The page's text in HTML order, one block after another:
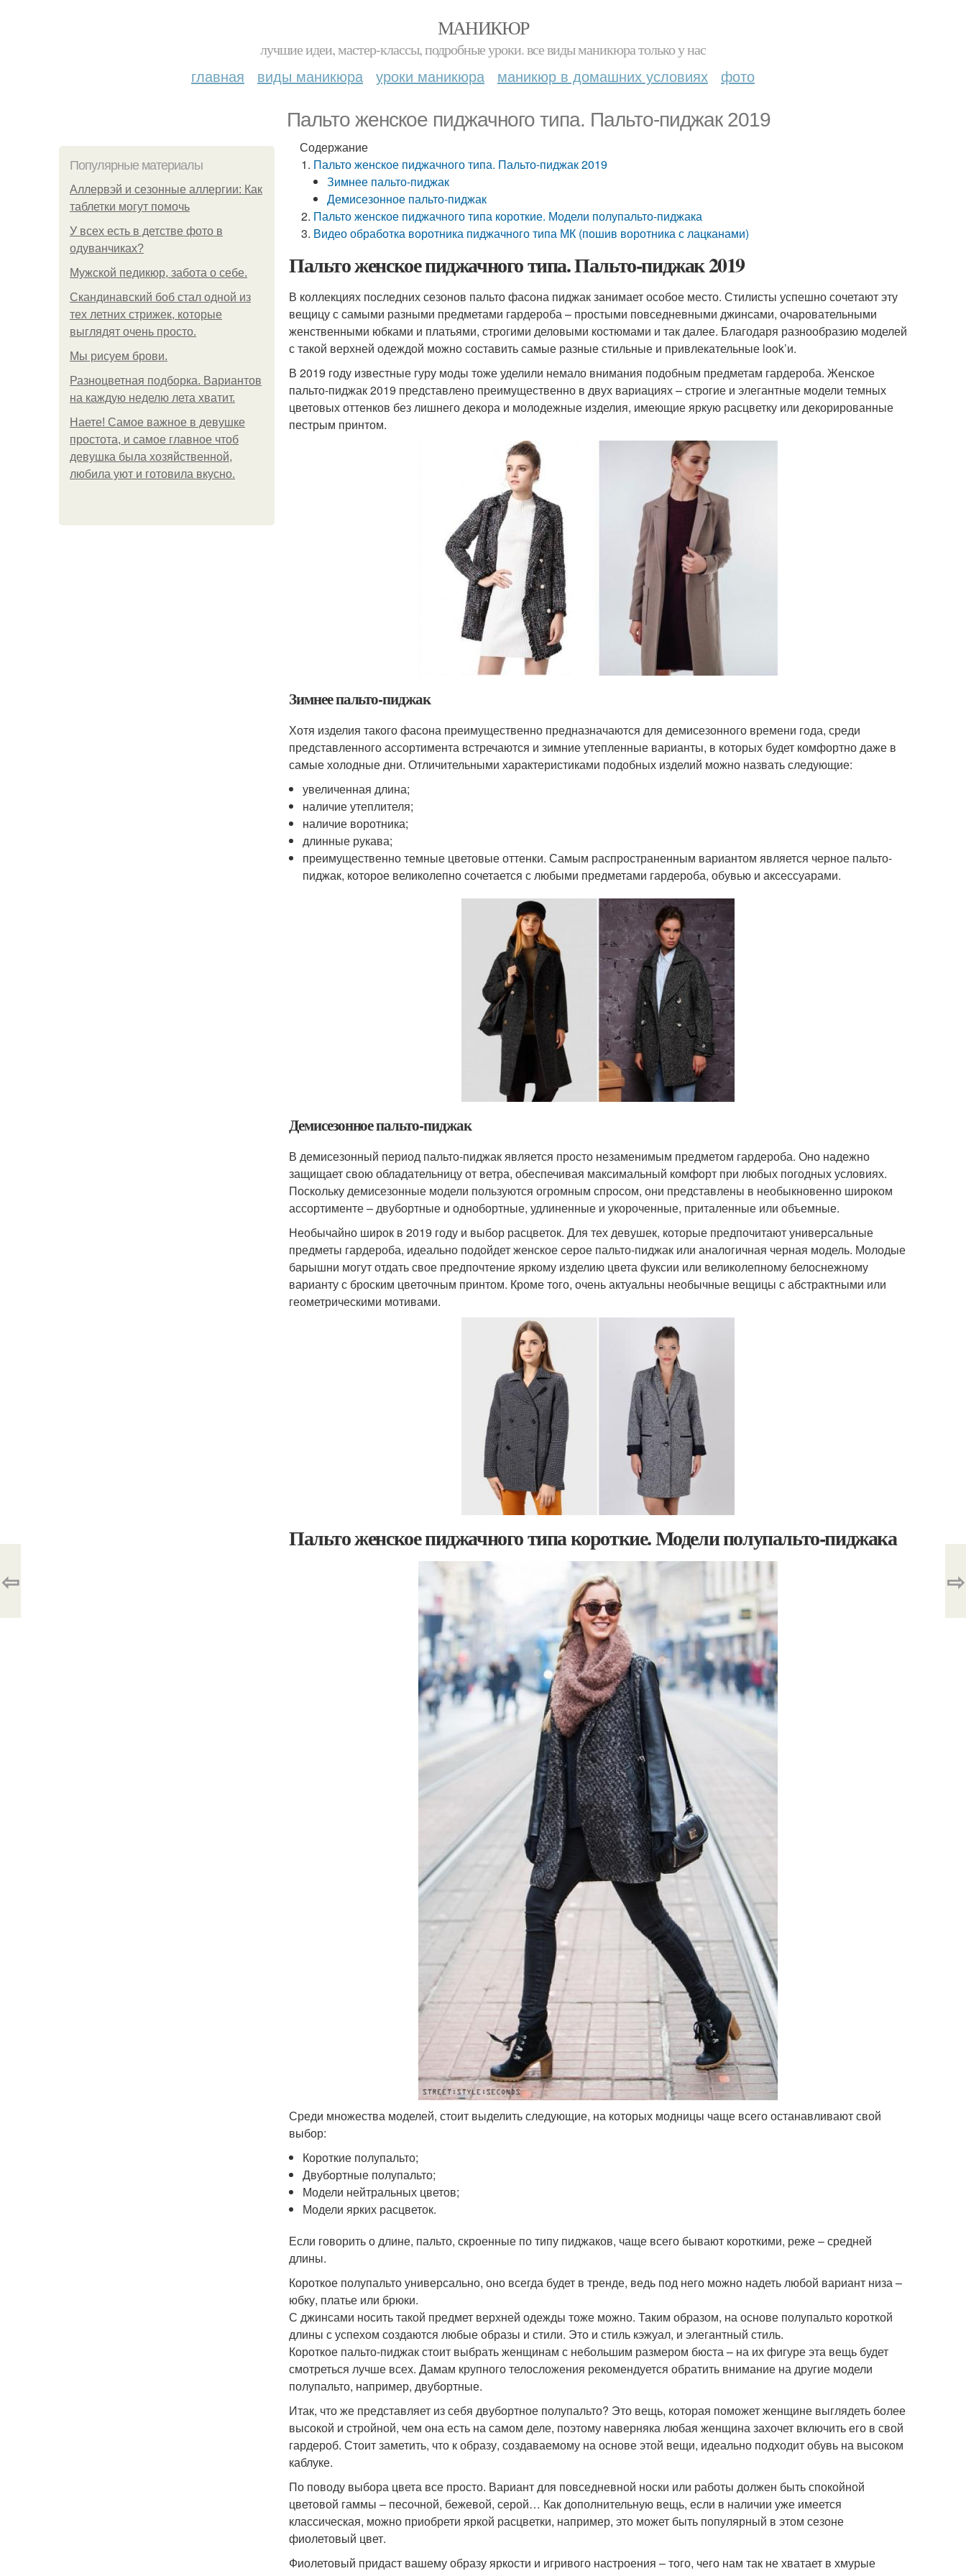
МАНИКЮР
лучшие идеи, мастер-классы, подробные уроки. все виды маникюра только у нас
главная виды маникюра уроки маникюра маникюр в домашних условиях фото
Пальто женское пиджачного типа. Пальто-пиджак 2019
Популярные материалы
Аллервэй и сезонные аллергии: Как
таблетки могут помочь
У всех есть в детстве фото в
одуванчиках?
Мужской педикюр, забота о себе.
Скандинавский боб стал одной из
тех летних стрижек, которые
выглядят очень просто.
Мы рисуем брови.
Разноцветная подборка. Вариантов
на каждую неделю лета хватит.
Наете! Самое важное в девушке
простота, и самое главное чтоб
девушка была хозяйственной,
любила уют и готовила вкусно.
Содержание
Пальто женское пиджачного типа. Пальто-пиджак 2019
Зимнее пальто-пиджак
Демисезонное пальто-пиджак
Пальто женское пиджачного типа короткие. Модели полупальто-пиджака
Видео обработка воротника пиджачного типа МК (пошив воротника с лацканами)
Пальто женское пиджачного типа. Пальто-пиджак 2019
В коллекциях последних сезонов пальто фасона пиджак занимает особое место. Стилисты успешно сочетают эту
вещицу с самыми разными предметами гардероба – простыми повседневными джинсами, очаровательными
женственными юбками и платьями, строгими деловыми костюмами и так далее. Благодаря разнообразию моделей
с такой верхней одеждой можно составить самые разные стильные и привлекательные look’и.
В 2019 году известные гуру моды тоже уделили немало внимания подобным предметам гардероба. Женское
пальто-пиджак 2019 представлено преимущественно в двух вариациях – строгие и элегантные модели темных
цветовых оттенков без лишнего декора и молодежные изделия, имеющие яркую расцветку или декорированные
пестрым принтом.
Зимнее пальто-пиджак
Хотя изделия такого фасона преимущественно предназначаются для демисезонного времени года, среди
представленного ассортимента встречаются и зимние утепленные варианты, в которых будет комфортно даже в
самые холодные дни. Отличительными характеристиками подобных изделий можно назвать следующие:
увеличенная длина;
наличие утеплителя;
наличие воротника;
длинные рукава;
преимущественно темные цветовые оттенки. Самым распространенным вариантом является черное пальто-
пиджак, которое великолепно сочетается с любыми предметами гардероба, обувью и аксессуарами.
Демисезонное пальто-пиджак
В демисезонный период пальто-пиджак является просто незаменимым предметом гардероба. Оно надежно
защищает свою обладательницу от ветра, обеспечивая максимальный комфорт при любых погодных условиях.
Поскольку демисезонные модели пользуются огромным спросом, они представлены в необыкновенно широком
ассортименте – двубортные и однобортные, удлиненные и укороченные, приталенные или объемные.
Необычайно широк в 2019 году и выбор расцветок. Для тех девушек, которые предпочитают универсальные
предметы гардероба, идеально подойдет женское серое пальто-пиджак или аналогичная черная модель. Молодые
барышни могут отдать свое предпочтение яркому изделию цвета фуксии или великолепному белоснежному
варианту с броским цветочным принтом. Кроме того, очень актуальны необычные вещицы с абстрактными или
геометрическими мотивами.
Пальто женское пиджачного типа короткие. Модели полупальто-пиджака
Среди множества моделей, стоит выделить следующие, на которых модницы чаще всего останавливают свой
выбор:
Короткие полупальто;
Двубортные полупальто;
Модели нейтральных цветов;
Модели ярких расцветок.
Если говорить о длине, пальто, скроенные по типу пиджаков, чаще всего бывают короткими, реже – средней
длины.
Короткое полупальто универсально, оно всегда будет в тренде, ведь под него можно надеть любой вариант низа –
юбку, платье или брюки.
С джинсами носить такой предмет верхней одежды тоже можно. Таким образом, на основе полупальто короткой
длины с успехом создаются любые образы и стили. Это и стиль кэжуал, и элегантный стиль.
Короткое пальто-пиджак стоит выбрать женщинам с небольшим размером бюста – на их фигуре эта вещь будет
смотреться лучше всех. Дамам крупного телосложения рекомендуется обратить внимание на другие модели
полупальто, например, двубортные.
Итак, что же представляет из себя двубортное полупальто? Это вещь, которая поможет женщине выглядеть более
высокой и стройной, чем она есть на самом деле, поэтому наверняка любая женщина захочет включить его в свой
гардероб. Стоит заметить, что к образу, создаваемому на основе этой вещи, идеально подходит обувь на высоком
каблуке.
По поводу выбора цвета все просто. Вариант для повседневной носки или работы должен быть спокойной
цветовой гаммы – песочной, бежевой, серой… Как дополнительную вещь, если в наличии уже имеется
классическая, можно приобрети яркой расцветки, например, это может быть популярный в этом сезоне
фиолетовый цвет.
Фиолетовый придаст вашему образу яркости и игривого настроения – того, чего нам так не хватает в хмурые
⇦ ⇨